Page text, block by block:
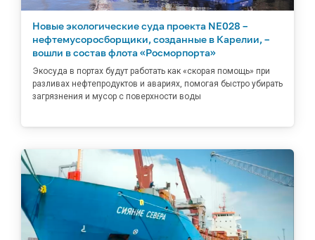
Новые экологические суда проекта NE028 –
нефтемусоросборщики, созданные в Карелии, –
вошли в состав флота «Росморпорта»
Экосуда в портах будут работать как «скорая помощь» при
разливах нефтепродуктов и авариях, помогая быстро убирать
загрязнения и мусор с поверхности воды